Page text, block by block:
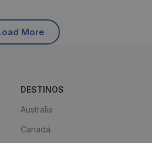
More
DESTINOS
Australia
Canadá